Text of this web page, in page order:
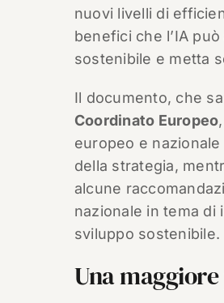
nuovi livelli di
benefici che l’IA
sostenibile e metta
Il documento, che
Coordinato Europeo
europeo e
della strategia,
alcune
nazionale in tema di
sviluppo sostenibile.
Una